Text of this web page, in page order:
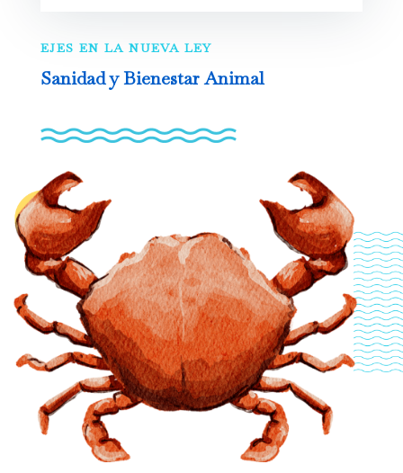
EJES EN LA NUEVA LEY
Sanidad y Bienestar Animal